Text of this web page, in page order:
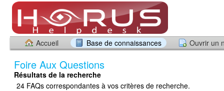
Accueil Base de connaissances Ouvrir un
Foire Aux Questions
Résultats de la recherche
24 FAQs correspondantes à vos critères de recherche.